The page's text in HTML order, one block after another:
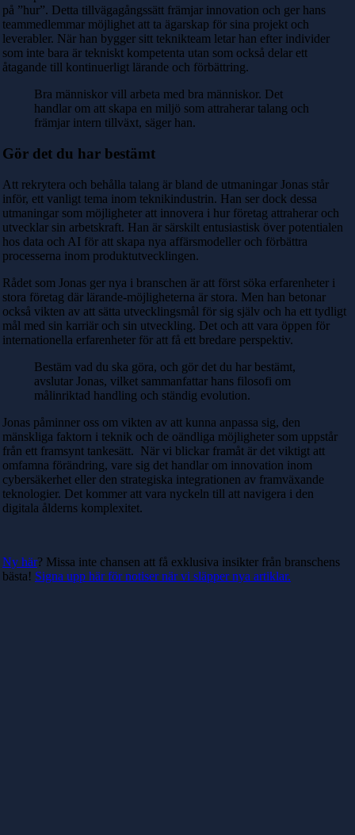
på ”hur”. Detta tillvägagångssätt främjar innovation och ger hans
teammedlemmar möjlighet att ta ägarskap för sina projekt och
leverabler. När han bygger sitt teknikteam letar han efter individer
som inte bara är tekniskt kompetenta utan som också delar ett
åtagande till kontinuerligt lärande och förbättring.
Bra människor vill arbeta med bra människor. Det
handlar om att skapa en miljö som attraherar talang och
främjar intern tillväxt, säger han.
Gör det du har bestämt
Att rekrytera och behålla talang är bland de utmaningar Jonas står
inför, ett vanligt tema inom teknikindustrin. Han ser dock dessa
utmaningar som möjligheter att innovera i hur företag attraherar och
utvecklar sin arbetskraft. Han är särskilt entusiastisk över potentialen
hos data och AI för att skapa nya affärsmodeller och förbättra
processerna inom produktutvecklingen.
Rådet som Jonas ger nya i branschen är att först söka erfarenheter i
stora företag där lärande-möjligheterna är stora. Men han betonar
också vikten av att sätta utvecklingsmål för sig själv och ha ett tydligt
mål med sin karriär och sin utveckling. Det och att vara öppen för
internationella erfarenheter för att få ett bredare perspektiv.
Bestäm vad du ska göra, och gör det du har bestämt,
avslutar Jonas, vilket sammanfattar hans filosofi om
målinriktad handling och ständig evolution.
Jonas påminner oss om vikten av att kunna anpassa sig, den
mänskliga faktorn i teknik och de oändliga möjligheter som uppstår
från ett framsynt tankesätt. När vi blickar framåt är det viktigt att
omfamna förändring, vare sig det handlar om innovation inom
cybersäkerhet eller den strategiska integrationen av framväxande
teknologier. Det kommer att vara nyckeln till att navigera i den
digitala ålderns komplexitet.
Ny här? Missa inte chansen att få exklusiva insikter från branschens
bästa! Signa upp här för notiser när vi släpper nya artiklar.